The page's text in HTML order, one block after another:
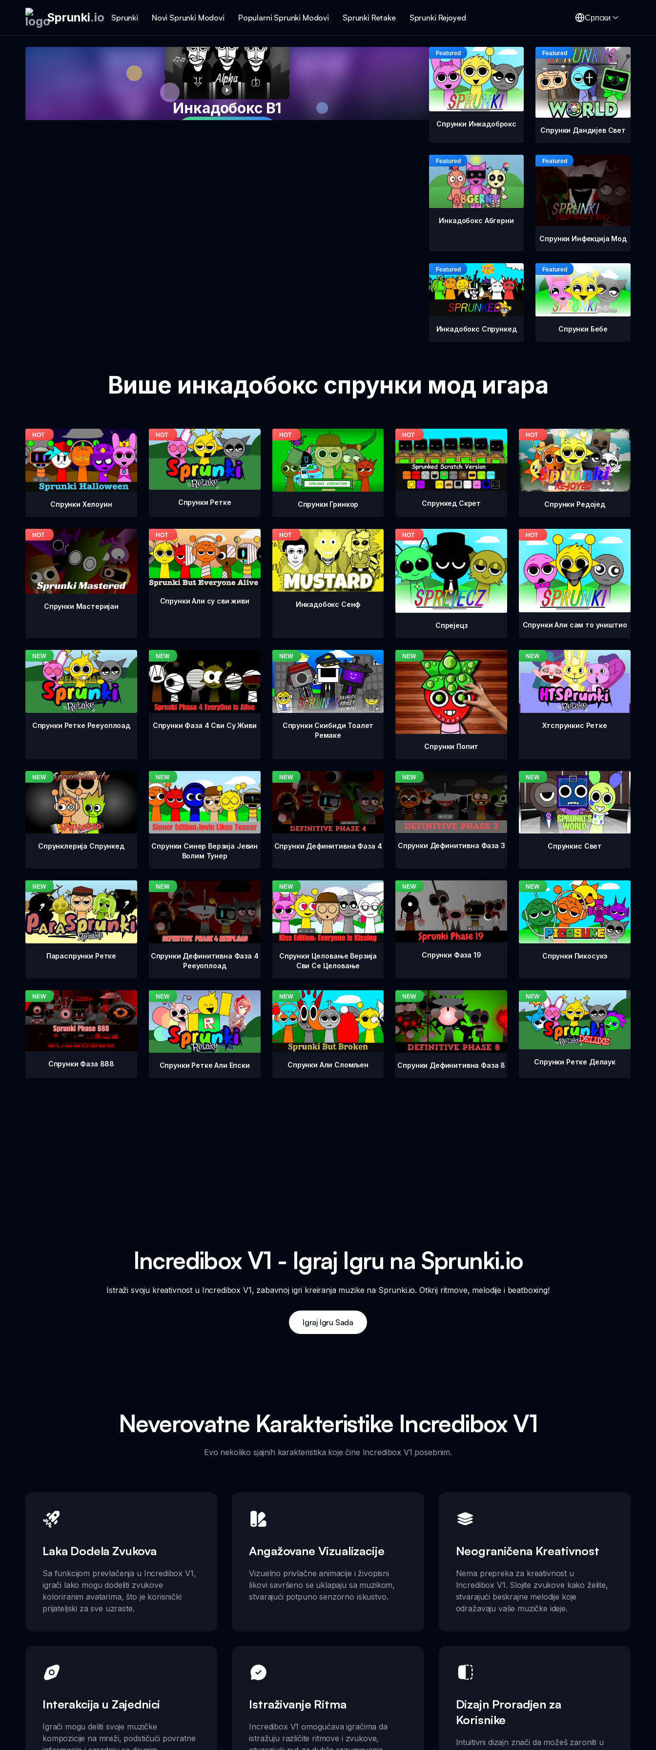
Sprunki.io Sprunki Novi Sprunki Modovi Popularni Sprunki Modovi Sprunki Retake Sprunki Rejoyed Српски
Инкадобокс В1
Спрунки Инкадоброкс
Спрунки Дандијев Свет
Инкадобокс Абгерни
Спрунки Инфекција Мод
Инкадобокс Спрункед Спрунки Бебе
Више инкадобокс спрунки мод игара
Спрунки Хелоуин Спрунки Ретке Спрунки Гринкор Спрункед Скрет Спрунки Редоjед
Спрунки Мастеријан
Спрунки Али су сви живи Инкадобокс Сенф
Спрејецз Спрунки Али сам то уништио
Спрунки Ретке Рееуоплоад Спрунки Фаза 4 Сви Су Живи
Спрунки Скибиди Тоалет
Ремаке
Спрунки Попит
Хтспрункис Ретке
Спрунклерија Спрункед
Спрунки Синер Верзија Јевин
Волим Тунер
Спрунки Дефинитивна Фаза 4 Спрунки Дефинитивна Фаза 3 Спрункис Свет
Параспрунки Ретке
Спрунки Дефинитивна Фаза 4
Рееуоплоад
Спрунки Целовање Верзија
Сви Се Целовање
Спрунки Фаза 19 Спрунки Пикосукэ
Спрунки Фаза 888 Спрунки Ретке Али Епски Спрунки Али Сломљен Спрунки Дефинитивна Фаза 8 Спрунки Ретке Делаук
Incredibox V1 - Igraj Igru na Sprunki.io
Istraži svoju kreativnost u Incredibox V1, zabavnoj igri kreiranja muzike na Sprunki.io. Otkrij ritmove, melodije i beatboxing!
Igraj Igru Sada
Neverovatne Karakteristike Incredibox V1
Evo nekoliko sjajnih karakteristika koje čine Incredibox V1 posebnim.
Laka Dodela Zvukova
Sa funkcijom prevlačenja u Incredibox V1,
igrači lako mogu dodeliti zvukove
koloriranim avatarima, što je korisnički
prijateljski za sve uzraste.
Angažovane Vizualizacije
Vizuelno privlačne animacije i živopisni
likovi savršeno se uklapaju sa muzikom,
stvarajući potpuno senzorno iskustvo.
Neograničena Kreativnost
Nema prepreka za kreativnost u
Incredibox V1. Slojite zvukove kako želite,
stvarajući beskrajne melodije koje
odražavaju vaše muzičke ideje.
Interakcija u Zajednici
Igrači mogu deliti svoje muzičke
kompozicije na mreži, podstičući povratne
Istraživanje Ritma
Incredibox V1 omogućava igračima da
istražuju različite ritmove i zvukove,
Dizajn Proradjen za
Korisnike
Intuitivni dizajn znači da možeš zaroniti u